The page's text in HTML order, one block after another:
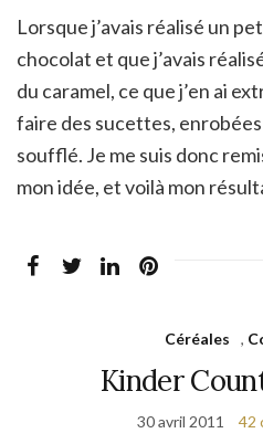
Lorsque j’avais réalisé un
chocolat et que j’avais
du caramel, ce que j’en ai
faire des sucettes,
soufflé. Je me suis donc
mon idée, et voilà mon
Céréales ,
Kinder
30 avril 2011 42